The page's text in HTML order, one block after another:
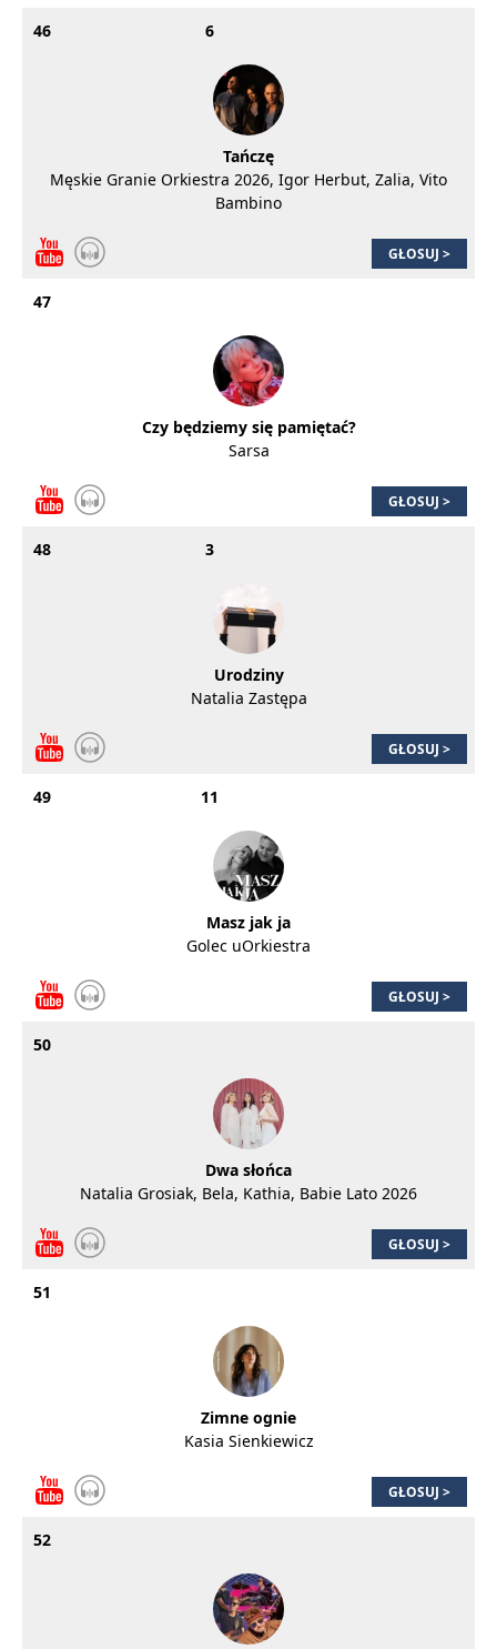
46 6
Tańczę
Męskie Granie Orkiestra 2026, Igor Herbut, Zalia, Vito
Bambino
GŁOSUJ >
47
Czy będziemy się pamiętać?
Sarsa
GŁOSUJ >
48 3
Urodziny
Natalia Zastępa
GŁOSUJ >
49 11
Masz jak ja
Golec uOrkiestra
GŁOSUJ >
50
Dwa słońca
Natalia Grosiak, Bela, Kathia, Babie Lato 2026
GŁOSUJ >
51
Zimne ognie
Kasia Sienkiewicz
GŁOSUJ >
52